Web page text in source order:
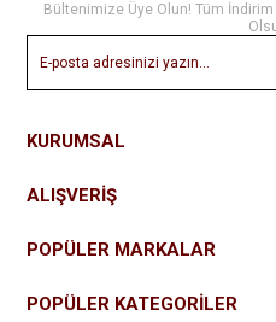
Bültenimize Üye Olun! Tüm
KURUMSAL
ALIŞVERİŞ
POPÜLER MARKALAR
POPÜLER KATEGORİLER